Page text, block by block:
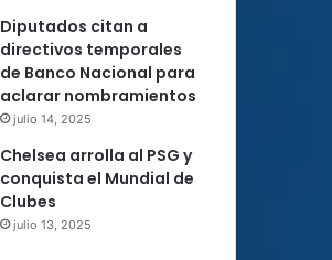
Diputados citan a
directivos temporales
de Banco Nacional para
aclarar nombramientos
julio 14, 2025
Chelsea arrolla al PSG y
conquista el Mundial de
Clubes
julio 13, 2025